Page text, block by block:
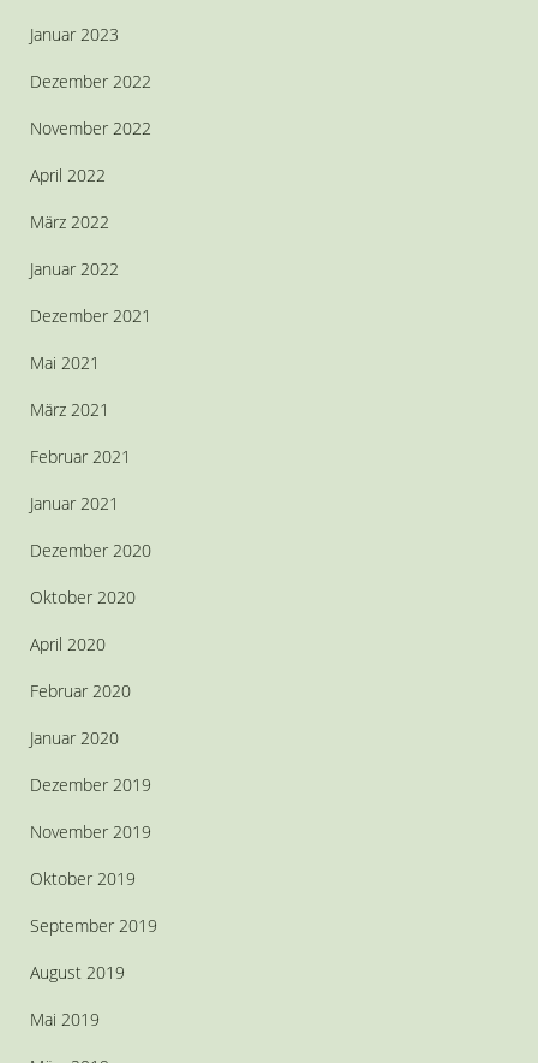
Januar 2023
Dezember 2022
November 2022
April 2022
März 2022
Januar 2022
Dezember 2021
Mai 2021
März 2021
Februar 2021
Januar 2021
Dezember 2020
Oktober 2020
April 2020
Februar 2020
Januar 2020
Dezember 2019
November 2019
Oktober 2019
September 2019
August 2019
Mai 2019